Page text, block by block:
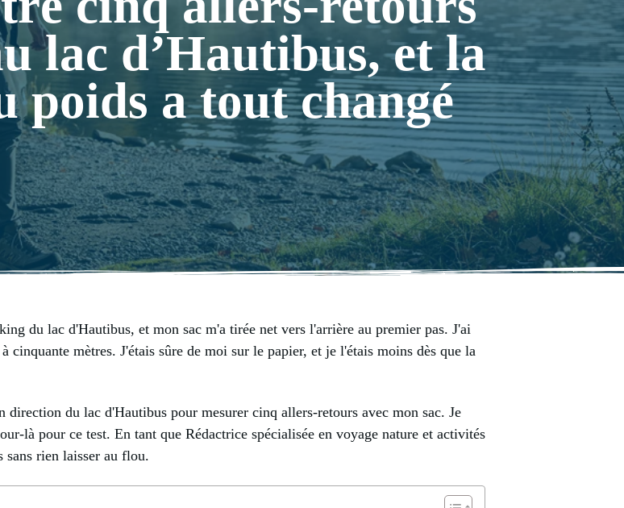
lac d’Hautibus, et la
a tout changé
du lac d'Hautibus, et mon sac m'a tirée net vers l'arrière au premier pas. J'ai
mètres. J'étais sûre de moi sur le papier, et je l'étais moins dès que la
du lac d'Hautibus pour mesurer cinq allers-retours avec mon sac. Je
là pour ce test. En tant que Rédactrice spécialisée en voyage nature et activités
sans rien laisser au flou.